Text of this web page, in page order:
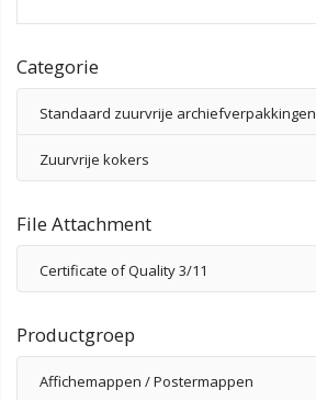
Categorie
Standaard zuurvrije archiefverpakkingen
Zuurvrije kokers
File Attachment
Certificate of Quality 3/11
Productgroep
Affichemappen / Postermappen